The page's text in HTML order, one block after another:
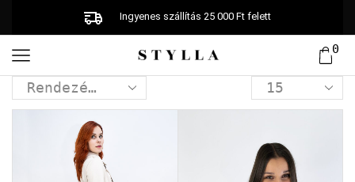
Ingyenes szállítás 25 000 Ft felett
0